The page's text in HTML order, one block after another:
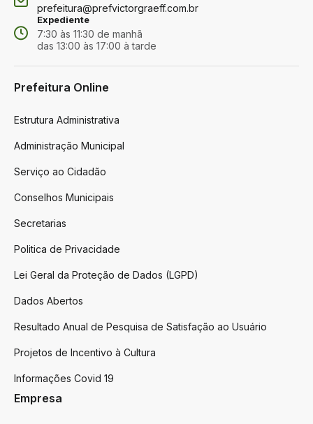
prefeitura@prefvictorgraeff.com.br
Expediente
7:30 às 11:30 de manhã
das 13:00 às 17:00 à tarde
Prefeitura Online
Estrutura Administrativa
Administração Municipal
Serviço ao Cidadão
Conselhos Municipais
Secretarias
Politica de Privacidade
Lei Geral da Proteção de Dados (LGPD)
Dados Abertos
Resultado Anual de Pesquisa de Satisfação ao Usuário
Projetos de Incentivo à Cultura
Informações Covid 19
Empresa